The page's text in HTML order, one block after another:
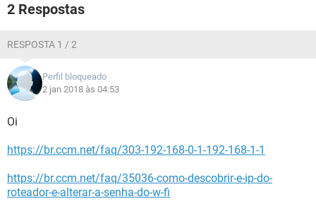
2 Respostas
RESPOSTA 1 / 2
Perfil bloqueado
2 jan 2018 às 04:53
Oi
https://br.ccm.net/faq/303-192-168-0-1-192-168-1-1
https://br.ccm.net/faq/35036-como-descobrir-e-ip-do-
roteador-e-alterar-a-senha-do-w-fi